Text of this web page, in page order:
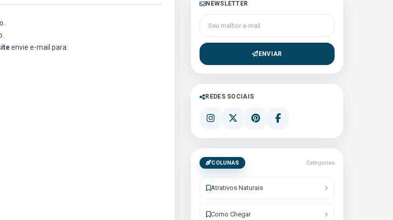
envie e-mail para:
NEWSLETTER
Seu melhor e-mail
ENVIAR
REDES SOCIAIS
COLUNAS Categorias
Atrativos Naturais
Como Chegar